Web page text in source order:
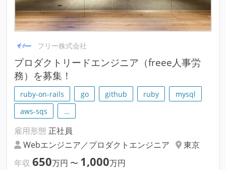
フリー株式会社
プロダクトリードエンジニア（freee人事労
務）を募集！
ruby-on-rails go github ruby
mysql
aws-sqs
…
雇用形態 正社員
Webエンジニア／プロダクトエンジニア
東京
年収 650万円 〜 1,000万円